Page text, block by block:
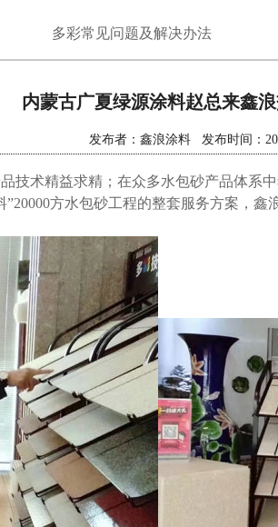
多彩常见问题及解决办法
内蒙古广夏绿源涂料赵总来鑫
发布者：鑫浪涂料 发布时间：
技术精益求精；在众多水包砂产品体系
方水包砂工程的整套服务方案，鑫